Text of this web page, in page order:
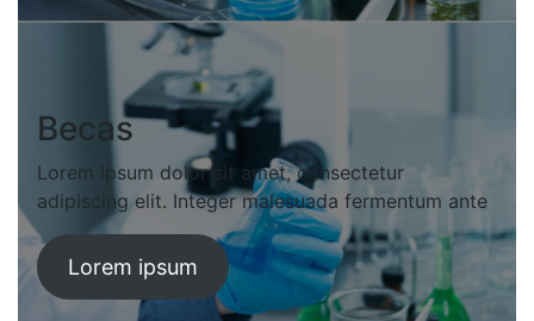
Becas
Lorem ipsum dolor sit amet, consectetur
adipiscing elit. Integer malesuada fermentum ante
Lorem ipsum